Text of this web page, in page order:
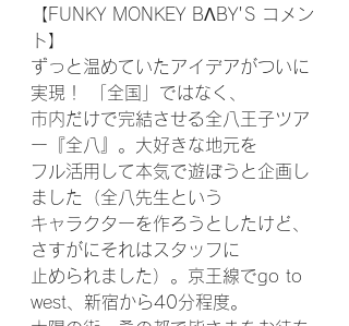
【FUNKY MONKEY BΛBY'S コメン
ト】
ずっと温めていたアイデアがついに
実現！ 「全国」ではなく、
市内だけで完結させる全八王子ツア
ー『全八』。大好きな地元を
フル活用して本気で遊ぼうと企画し
ました（全八先生という
キャラクターを作ろうとしたけど、
さすがにそれはスタッフに
止められました）。京王線でgo to
west、新宿から40分程度。